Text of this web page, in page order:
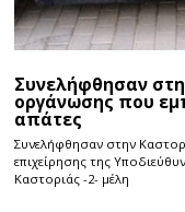
Συνελήφθησαν
οργάνωσης που
απάτες
Συνελήφθησαν στην
επιχείρησης της
Καστοριάς -2- μέλη